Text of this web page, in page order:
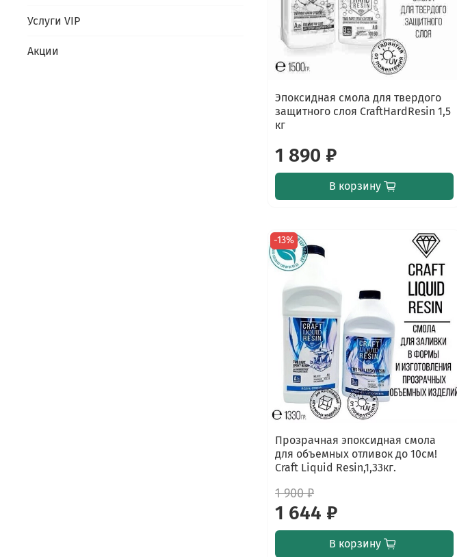
Эпоксидная смола для твердого
защитного слоя CraftHardResin 1,5
кг
1 890 ₽
В корзину
-13%
Прозрачная эпоксидная смола
для объемных отливок до 10см!
Craft Liquid Resin,1,33кг.
1 900 ₽
1 644 ₽
В корзину
Услуги VIP
Акции